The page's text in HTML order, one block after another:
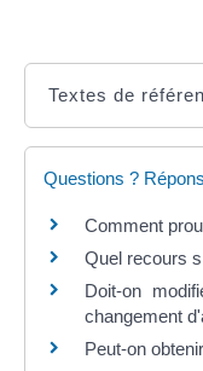
Textes de
Questions ?
Comment
Quel recours
Doit-on
changement
Peut-on